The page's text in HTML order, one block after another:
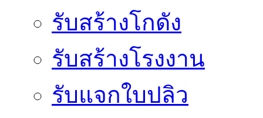
รับสร้างโกดัง
รับสร้างโรงงาน
รับแจกใบปลิว